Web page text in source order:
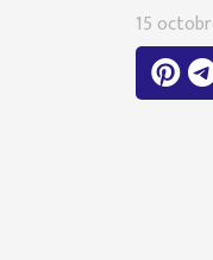
15